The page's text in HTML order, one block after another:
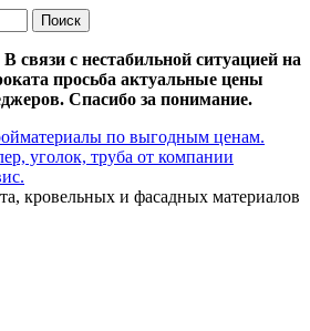
с нестабильной ситуацией на
просьба актуальные цены
Спасибо за понимание.
кровельных и фасадных материалов